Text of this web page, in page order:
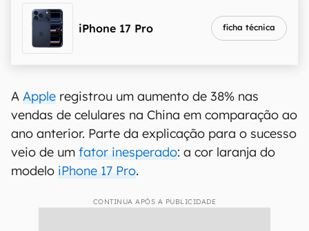
iPhone 17 Pro ficha técnica
A Apple registrou um aumento de 38% nas
vendas de celulares na China em comparação ao
ano anterior. Parte da explicação para o sucesso
veio de um fator inesperado: a cor laranja do
modelo iPhone 17 Pro.
CONTINUA APÓS A PUBLICIDADE